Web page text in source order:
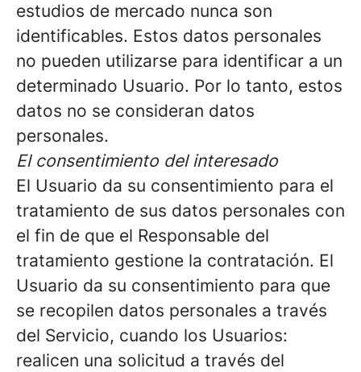
estudios de mercado nunca son
identificables. Estos datos personales
no pueden utilizarse para identificar a un
determinado Usuario. Por lo tanto, estos
datos no se consideran datos
personales.
El consentimiento del interesado
El Usuario da su consentimiento para el
tratamiento de sus datos personales con
el fin de que el Responsable del
tratamiento gestione la contratación. El
Usuario da su consentimiento para que
se recopilen datos personales a través
del Servicio, cuando los Usuarios:
realicen una solicitud a través del